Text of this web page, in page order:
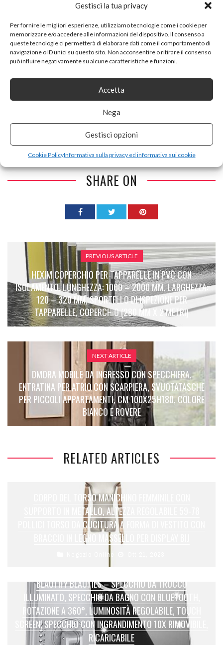
Gestisci la tua privacy
Per fornire le migliori esperienze, utilizziamo tecnologie come i cookie per
memorizzare e/o accedere alle informazioni del dispositivo. Il consenso a
queste tecnologie ci permetterà di elaborare dati come il comportamento di
navigazione o ID unici su questo sito. Non acconsentire o ritirare il consenso
può influire negativamente su alcune caratteristiche e funzioni.
Accetta
Nega
Gestisci opzioni
Cookie PolicyInformativa sulla privacy ed informativa sui cookie
Tags:
fittizio
Pollici
regolabile Sarto Staccabili
Supporto
SHARE ON
PREVIOUS ARTICLE
HEXIM COPERCHIO PER TAPPARELLE IN PVC CON
ISOLAMENTO, LUNGHEZZA: 1000 – 2000 MM, LARGHEZZA:
120 – 320 MM, SPORTELLO DI ISPEZIONE PER
TAPPARELLE, COPERCHIO (280 MM X 2 METRI)
NEXT ARTICLE
DMORA MOBILE DA INGRESSO CON SPECCHIERA,
ENTRATINA PER ATRIO CON SCARPIERA, SVUOTATASCHE
PER PICCOLI APPARTAMENTI, CM 100X25H180, COLORE
BIANCO E ROVERE
RELATED ARTICLES
CORPO DEL TORSO MANICHINO FEMMINILE CON
SUPPORTO IN METALLO, ALTEZZA REGOLABILE 59-78
POLLICI TORSO DA CUCITURA A FORMA DI VESTITO CON
BRACCIO IN LEGNO MASSELLO PER DISPLAY BIJ
Negozio Online
BEAUTIFY BEAUTIES – SPECCHIO DA TRUCCO
ILLUMINATO, SPECCHIO DA BAGNO CON BLUETOOTH,
ROTAZIONE A 360°, LUMINOSITÀ REGOLABILE, TOUCH
SCREEN, SPECCHIO CON INGRANDIMENTO 10X RIMOVIBILE,
RICARICABILE